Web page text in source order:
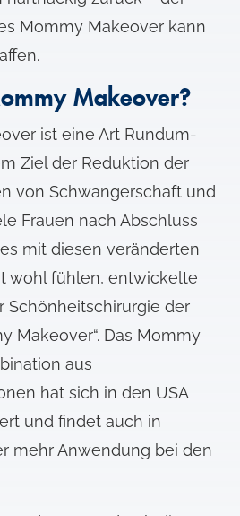
Mommy Makeover kann
Makeover?
ist eine Art Rundum-
Ziel der Reduktion der
von Schwangerschaft und
Frauen nach Abschluss
mit diesen veränderten
wohl fühlen, entwickelte
Schönheitschirurgie der
Makeover“. Das Mommy
aus
hat sich in den USA
und findet auch in
mehr Anwendung bei den